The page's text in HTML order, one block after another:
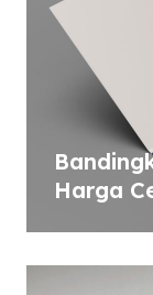
Harga
Murah